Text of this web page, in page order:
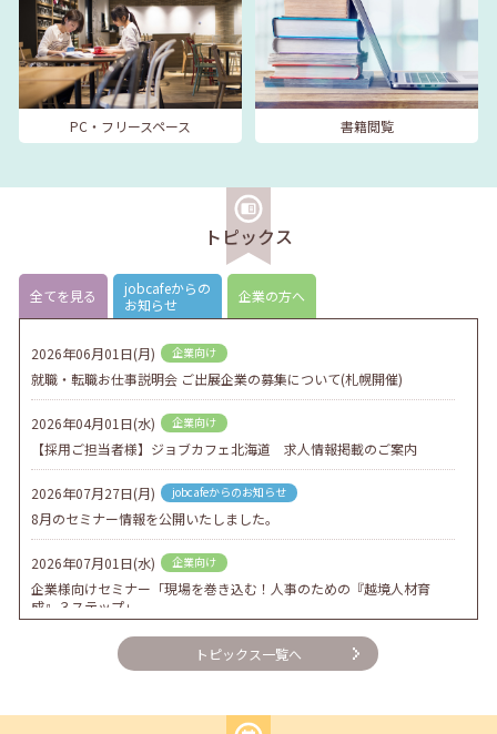
PC・フリースペース 書籍閲覧
トピックス
全てを見る
jobcafeからの
お知らせ
企業の方へ
2026年06月01日(月) 企業向け
就職・転職お仕事説明会 ご出展企業の募集について(札幌開催)
2026年04月01日(水) 企業向け
【採用ご担当者様】ジョブカフェ北海道 求人情報掲載のご案内
2026年07月27日(月) jobcafeからのお知らせ
8月のセミナー情報を公開いたしました。
2026年07月01日(水) 企業向け
企業様向けセミナー「現場を巻き込む！人事のための『越境人材育
成』３ステップ」
2026年06月26日(金) jobcafeからのお知らせ
7月のセミナー情報を公開いたしました。
2026年06月03日(水) jobcafeからのお知らせ
トピックス一覧へ